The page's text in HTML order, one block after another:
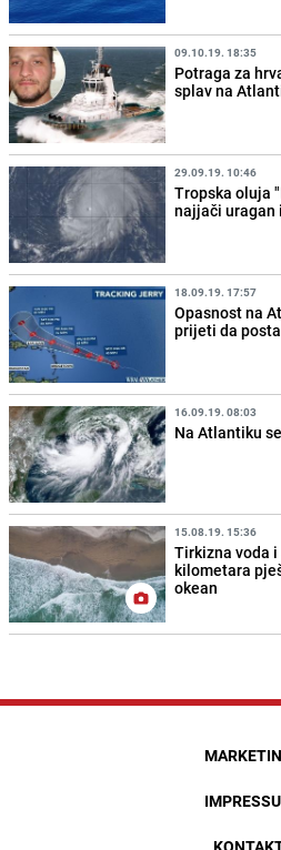
09.10.19. 18:35
Potraga za
splav na
29.09.19. 10:46
Tropska oluja
najjači uragan
18.09.19. 17:57
Opasnost na
prijeti da
16.09.19. 08:03
Na Atlantiku
15.08.19. 15:36
Tirkizna voda
kilometara
okean